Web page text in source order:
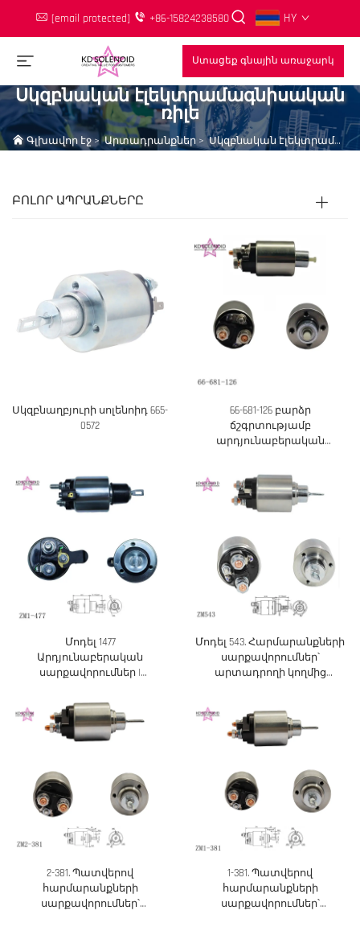
[email protected] +86-15824238580 HY
Ստացեք գնային առաջարկ
Սկզբնական էլեկտրամագնիսական
ռիլե
Գլխավոր էջ>Արտադրանքներ >Սկզբնական էլեկտրամագնիսական ռիլե
ԲՈԼՈՐ ԱՊՐԱՆՔՆԵՐԸ
Սկզբնաղբյուրի սոլենոիդ 665-
0572
66-681-126 բարձր
ճշգրտությամբ
արդյունաբերական
պահեստամասեր
Մոդել 1477
Արդյունաբերական
սարքավորումներ |
միջնորդների
Մոդել 543. Հարմարանքների
սարքավորումներ՝
արտադրողի կողմից
են առկա
2-381. Պատվերով
հարմարանքների
սարքավորումներ՝
1-381. Պատվերով
հարմարանքների
սարքավորումներ՝